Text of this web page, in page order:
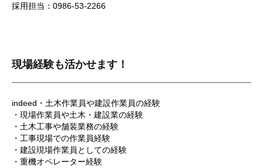
採用担当：0986-53-2266
現場経験も活かせます！
indeed・土木作業員や建設作業員の経験
・現場作業員や土木・建設業の経験
・土木工事や舗装業務の経験
・工事現場での作業員経験
・建設現場作業員としての経験
・重機オペレーター経験